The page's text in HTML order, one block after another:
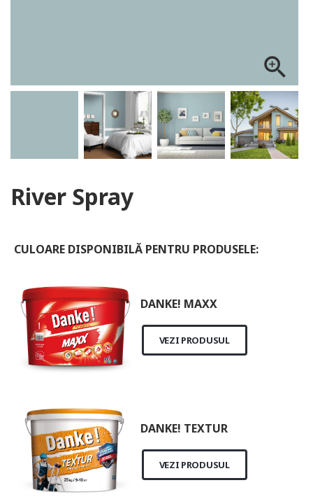
zoom_in
River Spray
CULOARE DISPONIBILĂ PENTRU PRODUSELE:
DANKE! MAXX
VEZI PRODUSUL
DANKE! TEXTUR
VEZI PRODUSUL